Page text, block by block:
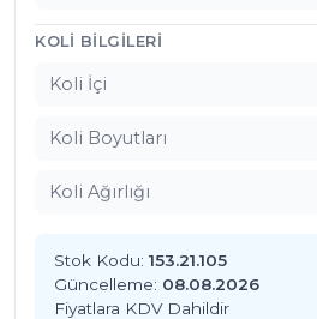
KOLI BILGILERI
Koli İçi
Koli Boyutları
Koli Ağırlığı
Stok Kodu: 153.21.105
Güncelleme: 08.08.2026
Fiyatlara KDV Dahildir